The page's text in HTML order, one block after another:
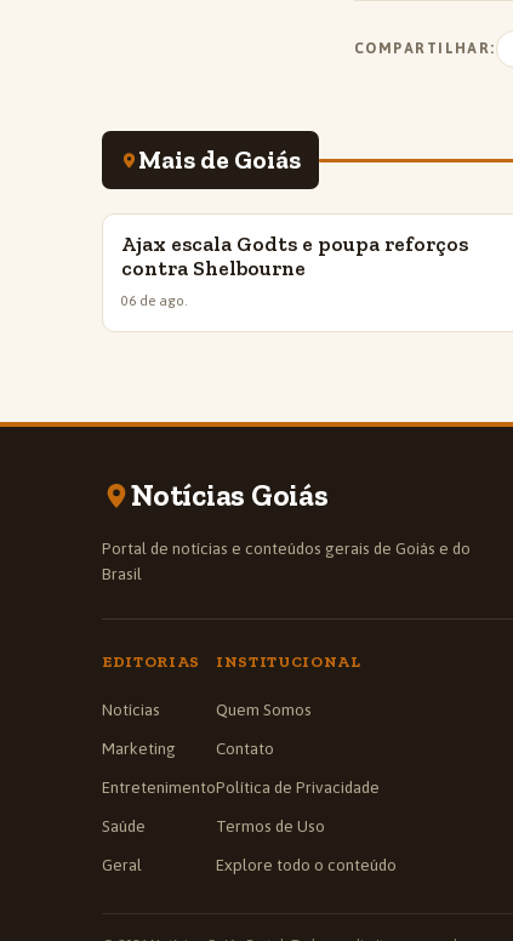
COMPARTILHAR:
Mais de Goiás
INSIGHTS
Ajax escala Godts e poupa reforços
contra Shelbourne
06 de ago.
Notícias Goiás
Portal de notícias e conteúdos gerais de Goiás e do
Brasil
EDITORIAS
Notícias
Marketing
Entretenimento
Saúde
Geral
INSTITUCIONAL
Quem Somos
Contato
Política de Privacidade
Termos de Uso
Explore todo o conteúdo